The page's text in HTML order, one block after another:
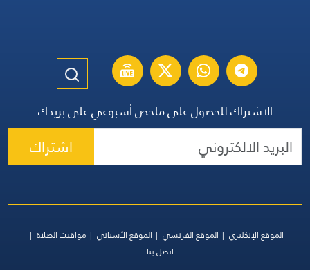
الاشتراك للحصول على ملخص أسبوعي على بريدك
اشتراك
الموقع الإنكليزي الموقع الفرنسي الموقع الأسباني
مواقيت الصلاة
اتصل بنا